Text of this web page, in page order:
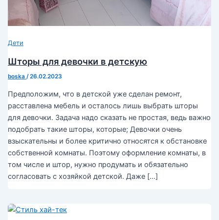
Дети
Шторы для девочки в детскую
boska /26.02.2023
Предположим, что в детской уже сделан ремонт,
расставлена мебель и осталось лишь выбрать шторы
для девочки. Задача надо сказать не простая, ведь важно
подобрать такие шторы, которые; Девочки очень
взыскательны и более критично относятся к обстановке
собственной комнаты. Поэтому оформление комнаты, в
том числе и штор, нужно продумать и обязательно
согласовать с хозяйкой детской. Даже […]